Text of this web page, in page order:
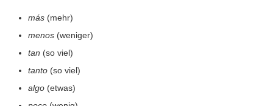
más (mehr)
menos (weniger)
tan (so viel)
tanto (so viel)
algo (etwas)